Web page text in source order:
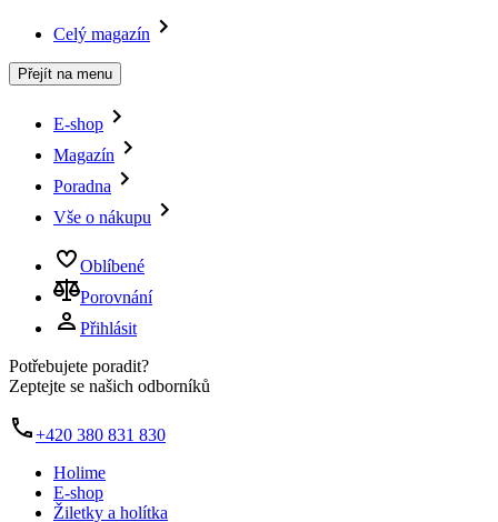
Celý magazín
Přejít na menu
E-shop
Magazín
Poradna
Vše o nákupu
Oblíbené
Porovnání
Přihlásit
Potřebujete poradit?
Zeptejte se našich odborníků
+420 380 831 830
Holime
E-shop
Žiletky a holítka